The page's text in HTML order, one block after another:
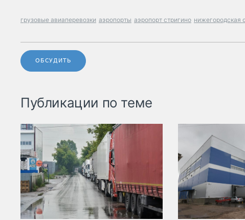
грузовые авиаперевозки аэропорты аэропорт стригино нижегородская
ОБСУДИТЬ
Публикации по теме